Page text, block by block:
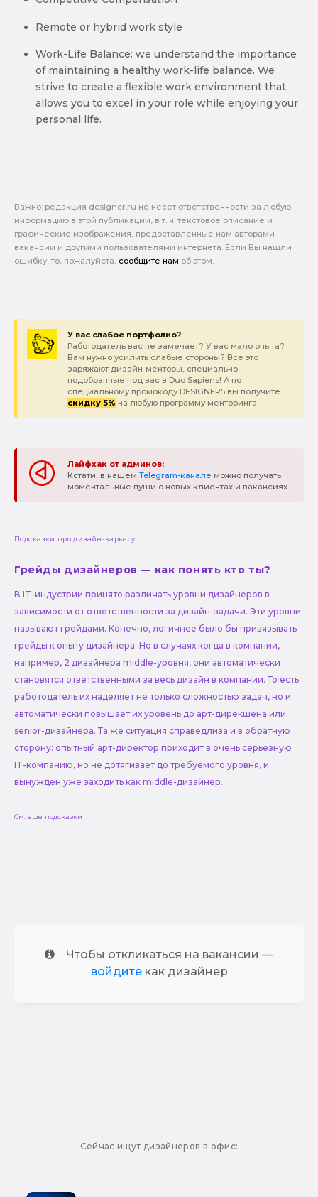
Remote or hybrid work style
Work-Life Balance: we understand the importance
of maintaining a healthy work-life balance. We
strive to create a flexible work environment that
allows you to excel in your role while enjoying your
personal life.
Важно: pедакция designer.ru не несет ответственности за любую
информацию в этой публикации, в т. ч. текстовое описание и
графические изображения, предоставленные нам авторами
вакансии и другими пользователями интернета. Если Вы нашли
ошибку, то, пожалуйста, сообщите нам об этом.
У вас слабое портфолио?
Работодатель вас не замечает? У вас мало опыта?
Вам нужно усилить слабые стороны? Все это
заряжают дизайн-менторы, специально
подобранные под вас в Duo Sapiens! А по
специальному промокоду DESIGNER5 вы получите
скидку 5% на любую программу менторинга
Лайфхак от админов:
Кстати, в нашем Telegram-канале можно получать
моментальные пуши о новых клиентах и вакансиях
Подсказки про дизайн-карьеру:
Грейды дизайнеров — как понять кто ты?
В IT-индустрии принято различать уровни дизайнеров в
зависимости от ответственности за дизайн-задачи. Эти уровни
называют грейдами. Конечно, логичнее было бы привязывать
грейды к опыту дизайнера. Но в случаях когда в компании,
например, 2 дизайнера middle-уровня, они автоматически
становятся ответственными за весь дизайн в компании. То есть
работодатель их наделяет не только сложностью задач, но и
автоматически повышает их уровень до арт-дирекшена или
senior-дизайнера. Та же ситуация справедлива и в обратную
сторону: опытный арт-директор приходит в очень серьезную
IT-компанию, но не дотягивает до требуемого уровня, и
вынужден уже заходить как middle-дизайнер.
См. еще подсказки →
Чтобы откликаться на вакансии —
войдитекак дизайнер
Сейчас ищут дизайнеров в офис: